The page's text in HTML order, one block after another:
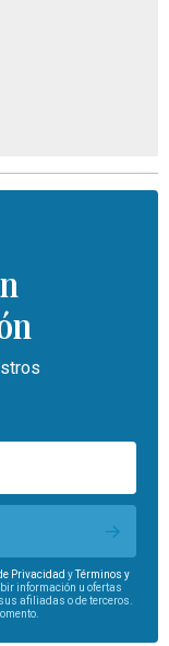
Privacidad y
Términos y
información u ofertas
afiliadas o de terceros.